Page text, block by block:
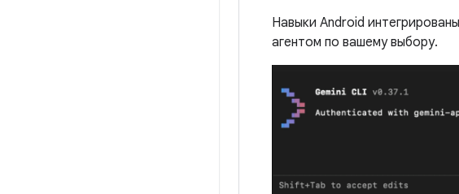
Навыки Android
агентом по вашему выбору.